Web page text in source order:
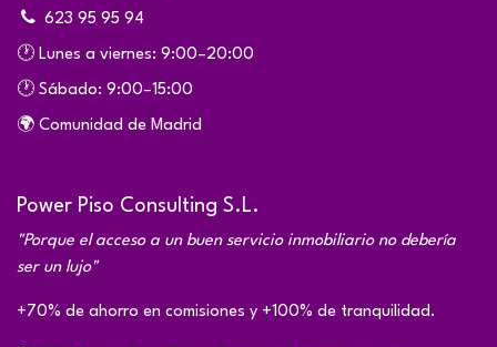
623 95 95 94
🕐 Lunes a viernes: 9:00–20:00
🕐 Sábado: 9:00–15:00
🌍 Comunidad de Madrid
Power Piso Consulting S.L.
"Porque el acceso a un buen servicio inmobiliario no debería
ser un lujo"
+70% de ahorro en comisiones y +100% de tranquilidad.